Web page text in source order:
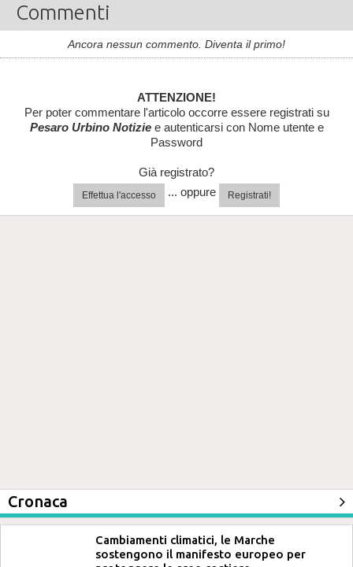
Commenti
Ancora nessun commento. Diventa il primo!
ATTENZIONE!
Per poter commentare l'articolo occorre essere registrati su
Pesaro Urbino Notiziee autenticarsi con Nome utente e
Password
Già registrato?
Effettua l'accesso ... oppure Registrati!
Cronaca
Cambiamenti climatici, le Marche
sostengono il manifesto europeo per